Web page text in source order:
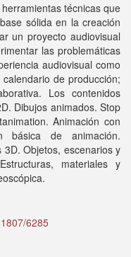
técnicas que
sólida en la creación
un proyecto audiovisual
las problemáticas
audiovisual como
de producción;
Los contenidos
Dibujos animados. Stop
Animación con
básica de animación.
Objetos, escenarios y
materiales y
6285